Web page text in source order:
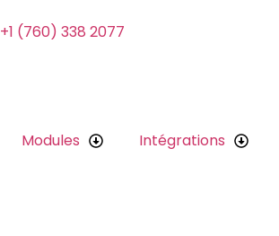
+1 (760) 338 2077
Modules Intégrations